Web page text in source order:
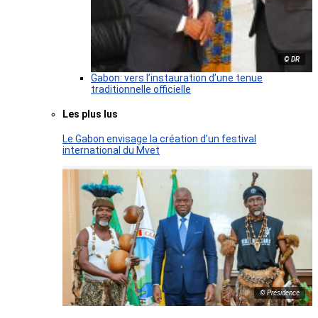
© DR
Gabon: vers l’instauration d’une tenue
traditionnelle officielle
Les plus lus
Le Gabon envisage la création d’un festival
international du Mvet
© Présidence